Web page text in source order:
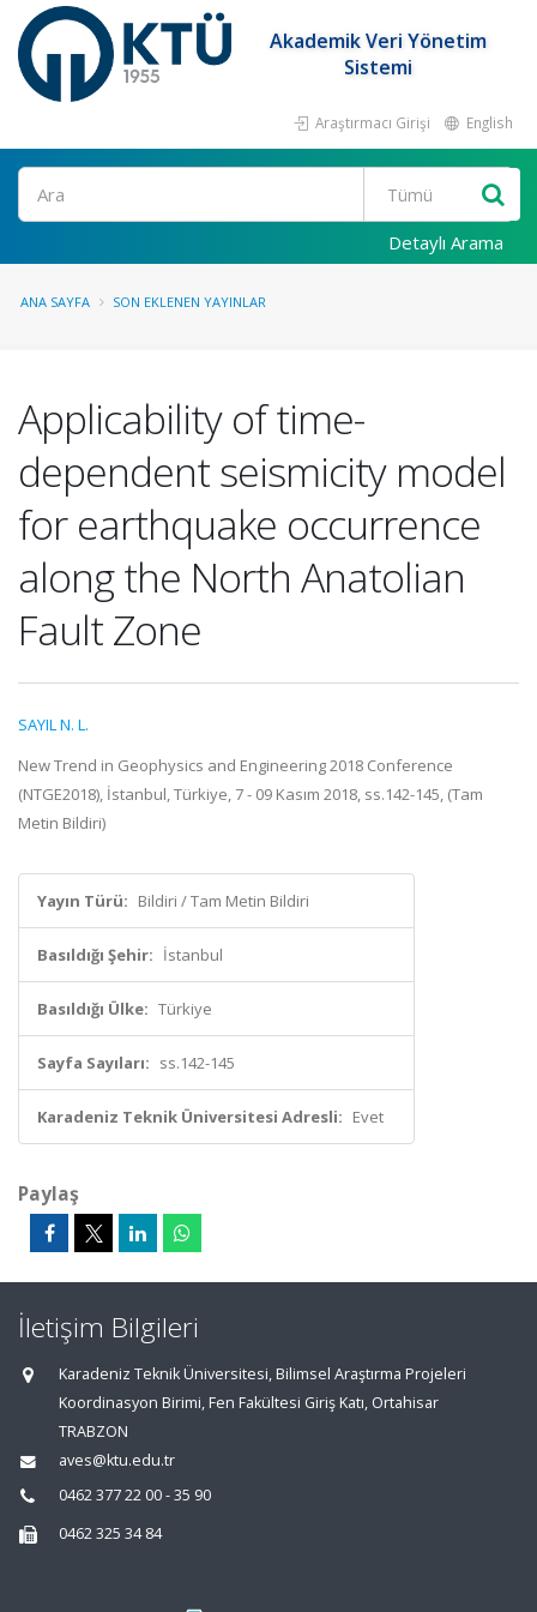
Akademik Veri Yönetim
Sistemi
Araştırmacı Girişi English
Ara
Detaylı Arama
ANA SAYFA SON EKLENEN YAYINLAR
Applicability of time-
dependent seismicity model
for earthquake occurrence
along the North Anatolian
Fault Zone
SAYIL N. L.
New Trend in Geophysics and Engineering 2018 Conference
(NTGE2018), İstanbul, Türkiye, 7 - 09 Kasım 2018, ss.142-145, (Tam
Metin Bildiri)
Yayın Türü: Bildiri / Tam Metin Bildiri
Basıldığı Şehir: İstanbul
Basıldığı Ülke: Türkiye
Sayfa Sayıları: ss.142-145
Karadeniz Teknik Üniversitesi Adresli: Evet
Paylaş
İletişim Bilgileri
Karadeniz Teknik Üniversitesi, Bilimsel Araştırma Projeleri
Koordinasyon Birimi, Fen Fakültesi Giriş Katı, Ortahisar
TRABZON
aves@ktu.edu.tr
0462 377 22 00 - 35 90
0462 325 34 84